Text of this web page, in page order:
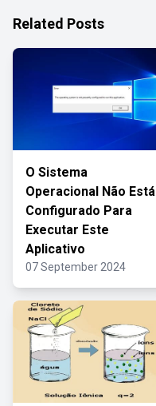
Related Posts
O Sistema
Operacional Não Está
Configurado Para
Executar Este
Aplicativo
07 September 2024